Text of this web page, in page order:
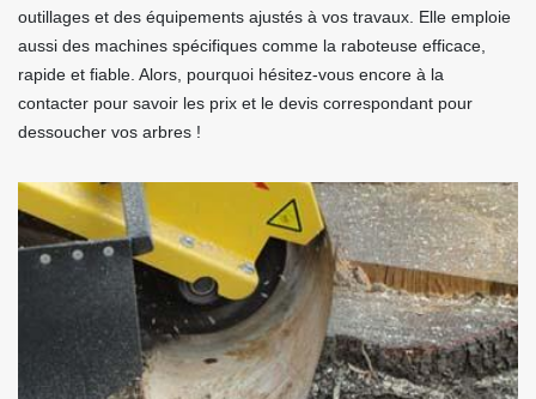
outillages et des équipements ajustés à vos travaux. Elle emploie
aussi des machines spécifiques comme la raboteuse efficace,
rapide et fiable. Alors, pourquoi hésitez-vous encore à la
contacter pour savoir les prix et le devis correspondant pour
dessoucher vos arbres !